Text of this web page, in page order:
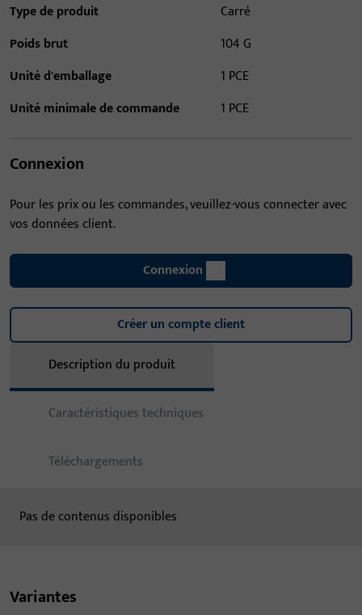
Type de produit
Carré
Poids brut
104 G
Unité d'emballage
1 PCE
Unité minimale de commande
1 PCE
Connexion
Pour les prix ou les commandes, veuillez-vous connecter avec
vos données client.
Connexion
Créer un compte client
Description du produit
Caractéristiques techniques
Téléchargements
Pas de contenus disponibles
Variantes